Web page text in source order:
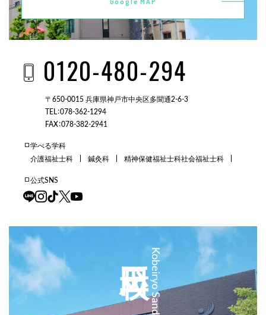
0120-480-294
〒650-0015 兵庫県神戸市中央区多聞通2-6-3
TEL：078-362-1294
FAX：078-382-2941
学べる学科
介護福祉士科
鍼灸科 精神保健福祉士科社会福祉士科
公式SNS
Kobeiryo Sanda